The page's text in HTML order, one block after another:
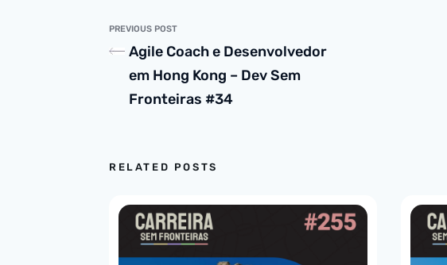
PREVIOUS POST
Agile Coach e Desenvolvedor
em Hong Kong – Dev Sem
Fronteiras #34
RELATED POSTS